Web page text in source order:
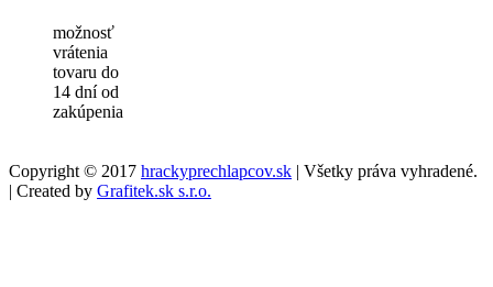
možnosť
vrátenia
tovaru do
14 dní od
zakúpenia
Copyright © 2017 hrackyprechlapcov.sk | Všetky práva vyhradené.
| Created by Grafitek.sk s.r.o.